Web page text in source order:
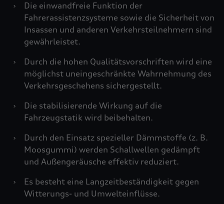
›
Die einwandfreie Funktion der
Fahrerassistenzsysteme sowie die Sicherheit von
Insassen und anderen Verkehrsteilnehmern sind
gewährleistet.
›
Durch die hohen Qualitätsvorschriften wird eine
möglichst uneingeschränkte Wahrnehmung des
Verkehrsgeschehens sichergestellt.
›
Die stabilisierende Wirkung auf die
Fahrzeugstatik wird beibehalten.
›
Durch den Einsatz spezieller Dämmstoffe (z. B.
Moosgummi) werden Schallwellen gedämpft
und Außengeräusche effektiv reduziert.
›
Es besteht eine Langzeitbeständigkeit gegen
Witterungs- und Umwelteinflüsse.